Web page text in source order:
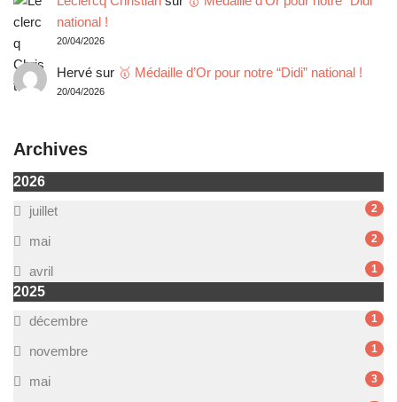
national !
20/04/2026
Hervésur 🥇 Médaille d’Or pour notre “Didi” national !
20/04/2026
Archives
2026
juillet
2
mai 2
avril 1
2025
décembre
1
novembre 1
mai 3